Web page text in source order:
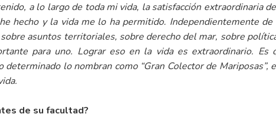
a lo largo de toda mi vida, la satisfacción extraordinaria
hecho y la vida me lo ha permitido. Independientemente
asuntos territoriales, sobre derecho del mar, sobre
para uno. Lograr eso en la vida es extraordinario. Es
lo nombran como “Gran Colector de Mariposas”,
de su facultad?